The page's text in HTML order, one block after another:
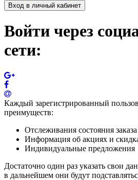
Вход в личный кабинет
Войти через
сети:
Каждый зарегистрированный
преимуществ:
Отслеживания состояния заказа
Информация об акциях и
Индивидуальные предложения
Достаточно один раз указать свои
в дальнейшем они будут